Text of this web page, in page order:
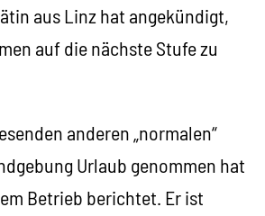
aus Linz hat angekündigt,
auf die nächste Stufe zu
anderen „normalen“
Urlaub genommen hat
Betrieb berichtet. Er ist